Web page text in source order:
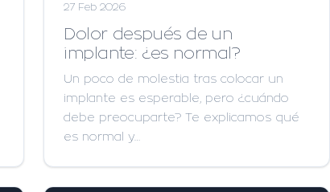
27 Feb 2026
Dolor después de un
implante: ¿es normal?
Un poco de molestia tras colocar un
implante es esperable, pero ¿cuándo
debe preocuparte? Te explicamos qué
es normal y…